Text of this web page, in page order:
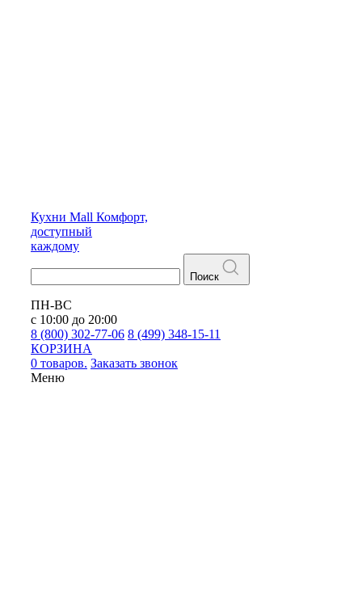
Кухни Mall Комфорт,
доступный
каждому
Поиск
ПН-ВС
с 10:00 до 20:00
8 (800) 302-77-06 8 (499) 348-15-11
КОРЗИНА
0 товаров. Заказать звонок
Меню